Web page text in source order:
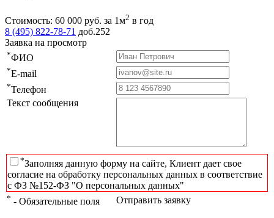
Стоимость: 60 000 руб. за 1м2 в год
8 (495) 822-78-71 доб.252
Заявка на просмотр
*ФИО
*E-mail
*Телефон
Текст сообщения
*Заполняя данную форму на сайте, Клиент дает свое
согласие на обработку персональных данных в соответствие
с ФЗ №152-ФЗ "О персональных данных"
* - Обязательные поля Отправить заявку